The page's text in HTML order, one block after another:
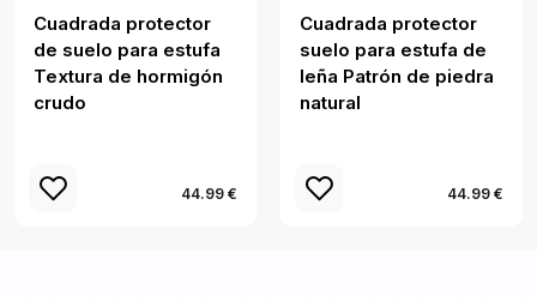
Cuadrada protector
de suelo para estufa
Textura de hormigón
crudo
44.99 €
Cuadrada protector
suelo para estufa de
leña Patrón de piedra
natural
44.99 €